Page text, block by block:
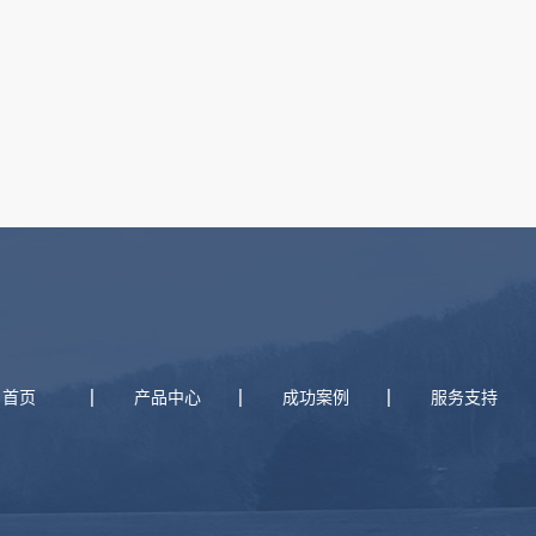
首页 产品中心 成功案例 服务支持